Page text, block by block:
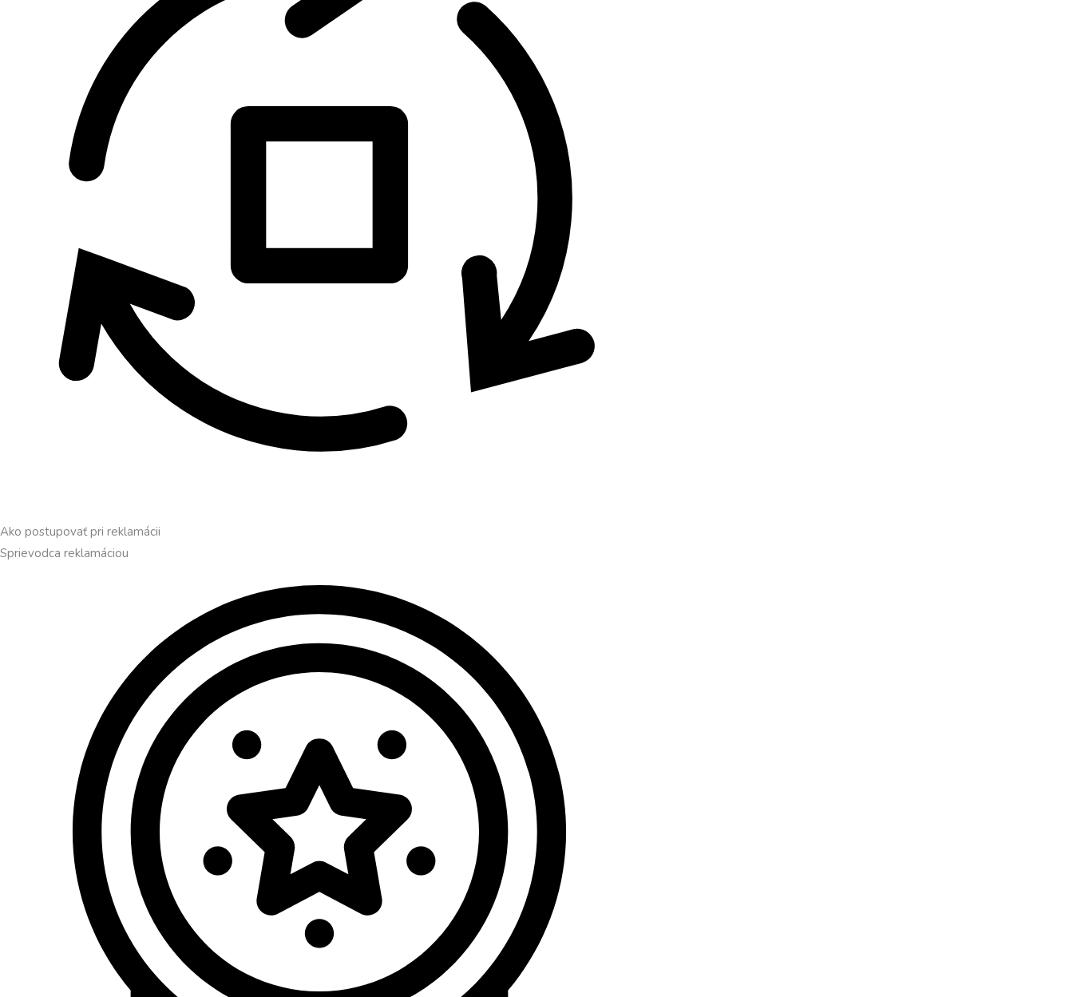
Ako postupovať pri reklamácii
Sprievodca reklamáciou